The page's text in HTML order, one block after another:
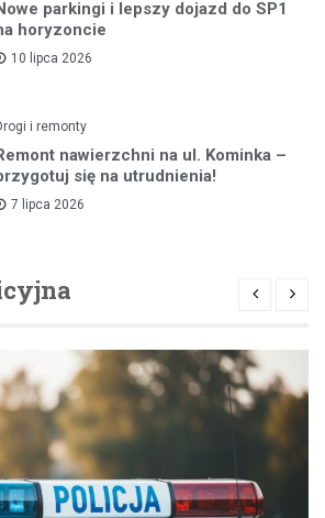
parkingi i lepszy dojazd do SP1
horyzoncie
10 lipca 2026
i remonty
nawierzchni na ul. Kominka –
się na utrudnienia!
7 lipca 2026